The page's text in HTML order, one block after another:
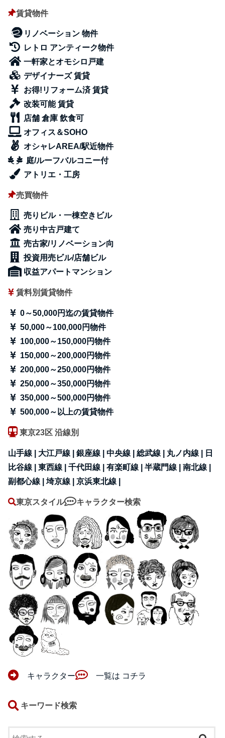
賃貸物件
リノベーション 物件
レトロ アンティーク物件
一軒家とオモシロ戸建
デザイナーズ 賃貸
お得!リフォーム済 賃貸
改装可能 賃貸
店舗 倉庫 飲食可
オフィス＆SOHO
オシャレAREA/駅近物件
庭/ルーフバルコニー付
アトリエ・工房
売買物件
売りビル・一棟空きビル
売り中古戸建て
売古家/リノベーション向
投資用売ビル/店舗ビル
収益アパートマンション
賃料別賃貸物件
0～50,000円迄の賃貸物件
50,000～100,000円物件
100,000～150,000円物件
150,000～200,000円物件
200,000～250,000円物件
250,000～350,000円物件
350,000～500,000円物件
500,000～以上の賃貸物件
東京23区 沿線別
山手線 | 大江戸線 |銀座線 |中央線 |総武線 | 丸ノ内線 |
日
比谷線 |東西線 |千代田線 |有楽町線 |半蔵門線 |南北線 |
副都心線 |埼京線 |京浜東北線 |
東京スタイル キャラクター検索
キャラクター 一覧は コチラ
キーワード検索